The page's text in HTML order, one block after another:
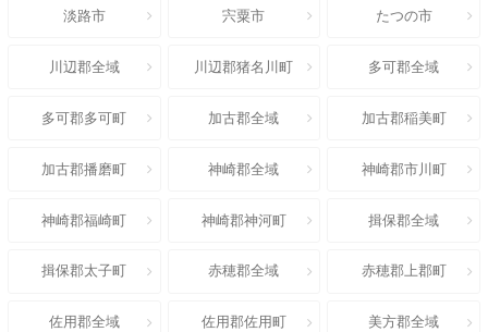
淡路市 宍粟市 たつの市
川辺郡全域 川辺郡猪名川町 多可郡全域
多可郡多可町 加古郡全域 加古郡稲美町
加古郡播磨町 神崎郡全域 神崎郡市川町
神崎郡福崎町 神崎郡神河町 揖保郡全域
揖保郡太子町 赤穂郡全域 赤穂郡上郡町
佐用郡全域 佐用郡佐用町 美方郡全域